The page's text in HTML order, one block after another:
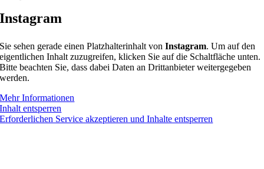
Instagram
Sie sehen gerade einen Platzhalterinhalt vonInstagram. Um auf den
eigentlichen Inhalt zuzugreifen, klicken Sie auf die Schaltfläche unten.
Bitte beachten Sie, dass dabei Daten an Drittanbieter weitergegeben
werden.
Mehr Informationen
Inhalt entsperren
Erforderlichen Service akzeptieren und Inhalte entsperren